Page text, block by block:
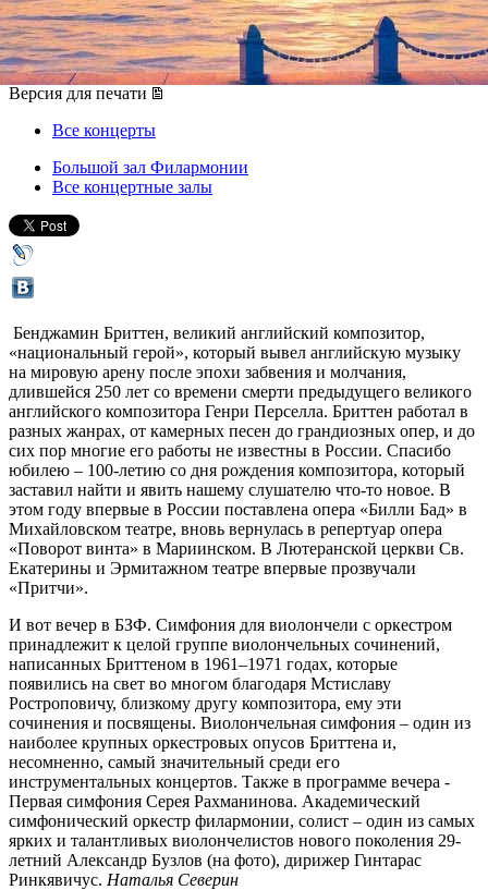
коллекция»
11 июня 2013, вторник,19.00
Версия для печати
Все концерты
Большой зал Филармонии
Все концертные залы
Бенджамин Бриттен, великий английский композитор,
«национальный герой», который вывел английскую музыку
на мировую арену после эпохи забвения и молчания,
длившейся 250 лет со времени смерти предыдущего великого
английского композитора Генри Перселла. Бриттен работал в
разных жанрах, от камерных песен до грандиозных опер, и до
сих пор многие его работы не известны в России. Спасибо
юбилею – 100-летию со дня рождения композитора, который
заставил найти и явить нашему слушателю что-то новое. В
этом году впервые в России поставлена опера «Билли Бад» в
Михайловском театре, вновь вернулась в репертуар опера
«Поворот винта» в Мариинском. В Лютеранской церкви Св.
Екатерины и Эрмитажном театре впервые прозвучали
«Притчи».
И вот вечер в БЗФ. Симфония для виолончели с оркестром
принадлежит к целой группе виолончельных сочинений,
написанных Бриттеном в 1961–1971 годах, которые
появились на свет во многом благодаря Мстиславу
Ростроповичу, близкому другу композитора, ему эти
сочинения и посвящены. Виолончельная симфония – один из
наиболее крупных оркестровых опусов Бриттена и,
несомненно, самый значительный среди его
инструментальных концертов. Также в программе вечера -
Первая симфония Серея Рахманинова. Академический
симфонический оркестр филармонии, солист – один из самых
ярких и талантливых виолончелистов нового поколения 29-
летний Александр Бузлов (на фото), дирижер Гинтарас
Ринкявичус. Наталья Северин